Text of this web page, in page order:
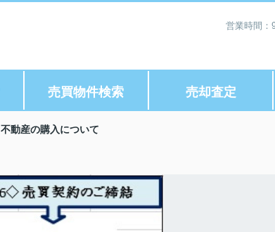
営業時間：
売買物件検索 売却査定
不動産の購入について